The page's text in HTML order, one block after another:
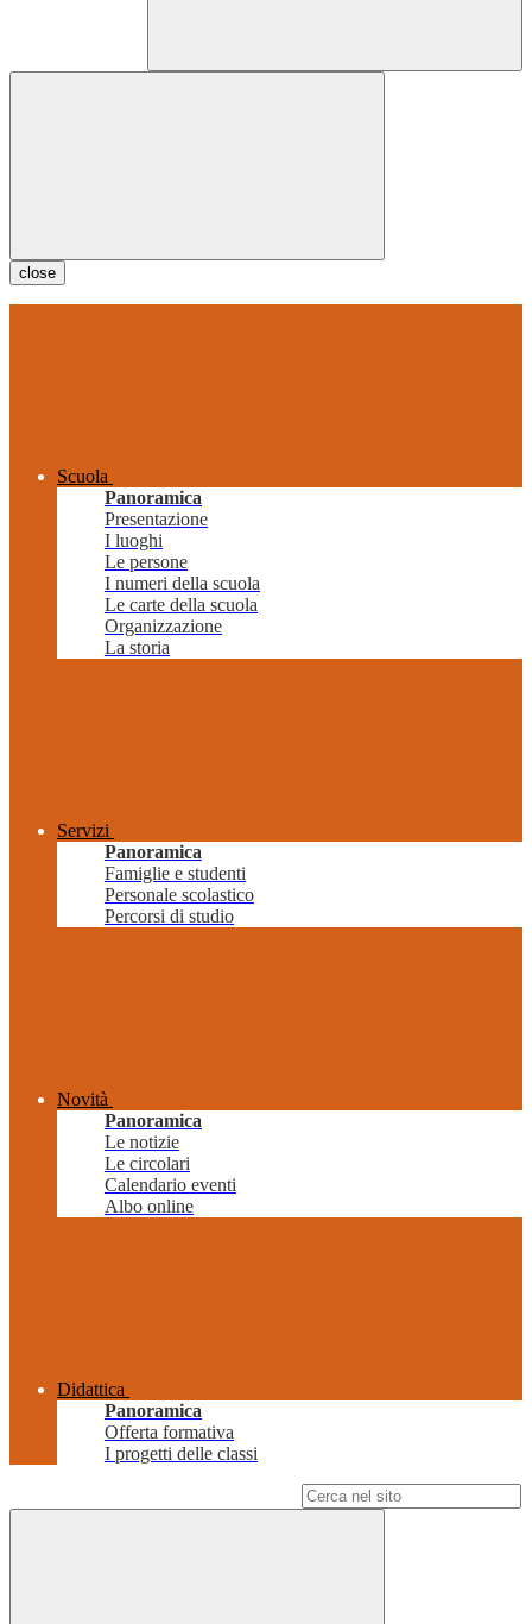
close
Scuola
Panoramica
Presentazione
I luoghi
Le persone
I numeri della scuola
Le carte della scuola
Organizzazione
La storia
Servizi
Panoramica
Famiglie e studenti
Personale scolastico
Percorsi di studio
Novità
Panoramica
Le notizie
Le circolari
Calendario eventi
Albo online
Didattica
Panoramica
Offerta formativa
I progetti delle classi